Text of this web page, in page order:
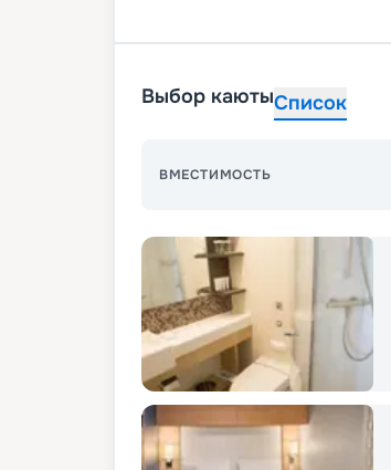
Выбор каютыСписок
ВМЕСТИМОСТЬ